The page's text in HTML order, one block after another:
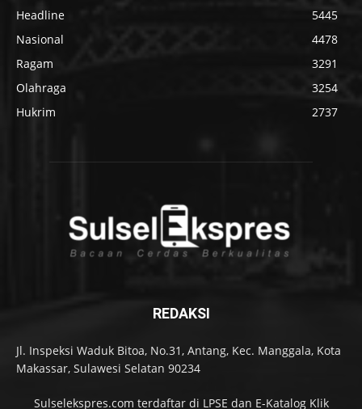
Headline
5445
Nasional
4478
Ragam
3291
Olahraga
3254
Hukrim
2737
REDAKSI
Jl. Inspeksi Waduk Bitoa, No.31, Antang, Kec. Manggala, Kota
Makassar, Sulawesi Selatan 90234
Sulselekspres.com terdaftar di LPSE dan E-Katalog Klik